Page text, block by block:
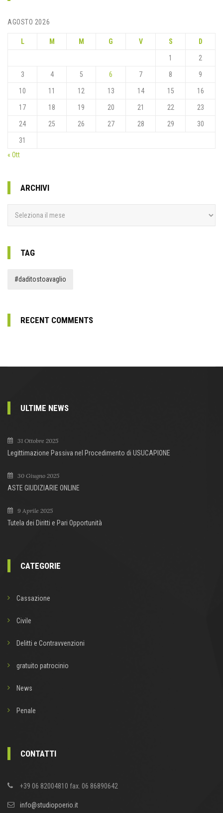
AGOSTO 2026
L M M G V S D
1 2
3 4 5 6 7 8 9
10 11 12 13 14 15 16
17 18 19 20 21 22 23
24 25 26 27 28 29 30
31
« Ott
ARCHIVI
TAG
#daditostoavaglio
RECENT COMMENTS
ULTIME NEWS
31 Ottobre 2025
Legittimazione Passiva nel Procedimento di USUCAPIONE
30 Giugno 2025
ASTE GIUDIZIARIE ONLINE
9 Aprile 2025
Tutela dei Diritti e Pari Opportunità
CATEGORIE
Cassazione
Civile
Delitti e Contravvenzioni
gratuito patrocinio
News
Penale
CONTATTI
+39 06 82004810 fax. 06 86890642
info@studiopoerio.it